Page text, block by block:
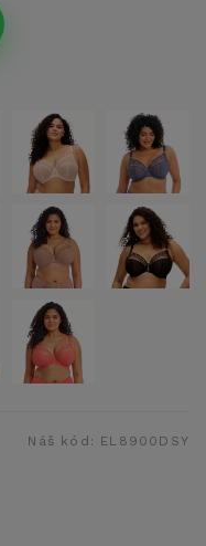
Náš kód: EL8900DSY